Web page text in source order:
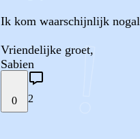
Ik kom waarschijnlijk
Vriendelijke groet,
Sabien
0 2